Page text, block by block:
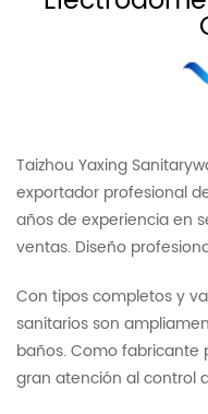
Taizhou Yaxing
exportador profesional
años de experiencia en
ventas. Diseño
Con tipos completos y
sanitarios son
baños. Como fabricante
gran atención al control